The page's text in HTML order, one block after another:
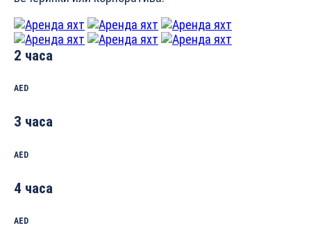
2 часа
AED
3 часа
AED
4 часа
AED